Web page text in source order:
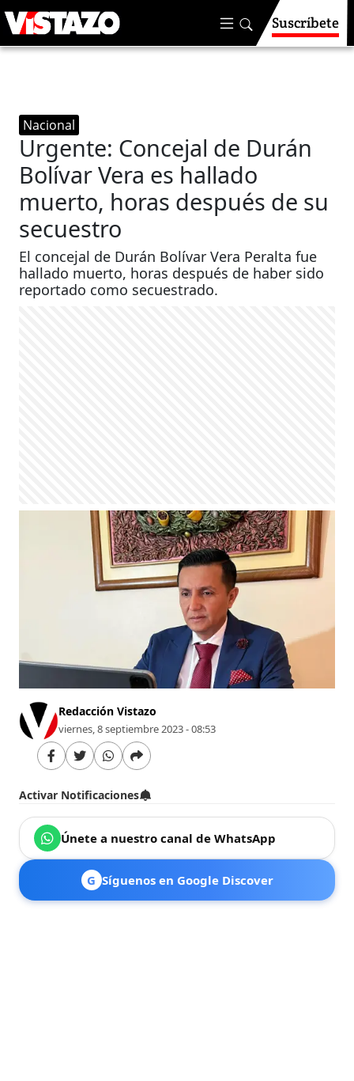
Suscríbete
Nacional
Urgente: Concejal de Durán
Bolívar Vera es hallado
muerto, horas después de su
secuestro
El concejal de Durán Bolívar Vera Peralta fue
hallado muerto, horas después de haber sido
reportado como secuestrado.
Redacción Vistazo
viernes, 8 septiembre 2023 - 08:53
Activar Notificaciones
Únete a nuestro canal de WhatsApp
G Síguenos en Google Discover